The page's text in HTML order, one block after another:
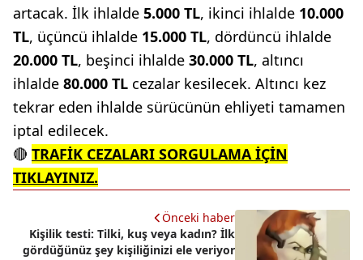
artacak. İlk ihlalde 5.000 TL, ikinci ihlalde 10.000
TL, üçüncü ihlalde 15.000 TL, dördüncü ihlalde
20.000 TL, beşinci ihlalde 30.000 TL, altıncı
ihlalde 80.000 TL cezalar kesilecek. Altıncı kez
tekrar eden ihlalde sürücünün ehliyeti tamamen
iptal edilecek.
🔴 TRAFİK CEZALARI SORGULAMA İÇİN
TIKLAYINIZ.
Önceki haber
Kişilik testi: Tilki, kuş veya kadın? İlk
gördüğünüz şey kişiliğinizi ele veriyor